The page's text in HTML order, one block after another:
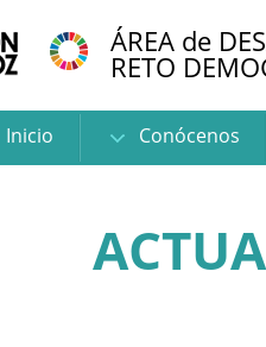
ÁREA de
RETO
Inicio Conócenos